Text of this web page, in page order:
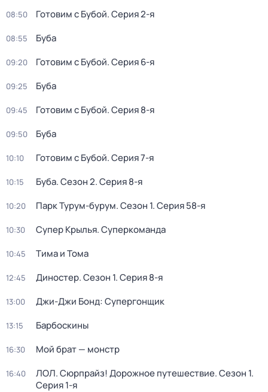
08:50 Готовим с Бубой. Серия 2-я
08:55 Буба
09:20 Готовим с Бубой. Серия 6-я
09:25 Буба
09:45 Готовим с Бубой. Серия 8-я
09:50 Буба
10:10 Готовим с Бубой. Серия 7-я
10:15 Буба. Сезон 2. Серия 8-я
10:20 Парк Турум-бурум. Сезон 1. Серия 58-я
10:30 Супер Крылья. Суперкоманда
10:45 Тима и Тома
12:45 Диностер. Сезон 1. Серия 8-я
13:00 Джи-Джи Бонд: Супергонщик
13:15 Барбоскины
16:30 Мой брат — монстр
16:40 ЛОЛ. Сюрпрайз! Дорожное путешествие. Сезон 1.
Серия 1-я